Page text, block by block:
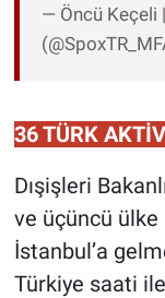
— Öncü Keçeli
36 TÜRK
Dışişleri
ve üçüncü ülke
İstanbul’a
Türkiye saati